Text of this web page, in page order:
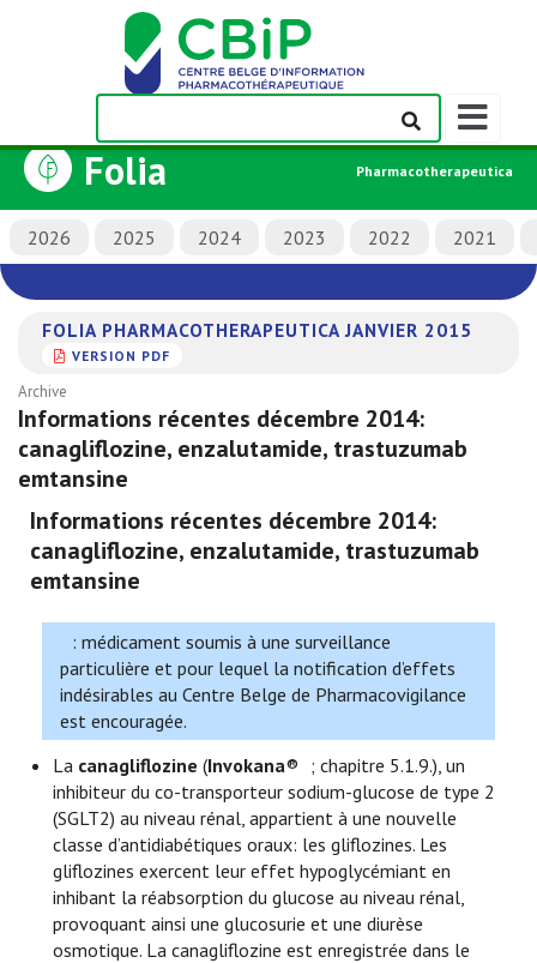
Afficher/
la
de
navigation
Folia Pharmacotherapeutica
2026 2025 2024 2023 2022 2021
FOLIA PHARMACOTHERAPEUTICA JANVIER 2015
VERSION PDF
Archive
Informations récentes décembre 2014:
canagliflozine, enzalutamide, trastuzumab
emtansine
Informations récentes décembre 2014:
canagliflozine, enzalutamide, trastuzumab
emtansine
: médicament soumis à une surveillance
particulière et pour lequel la notification d’effets
indésirables au Centre Belge de Pharmacovigilance
est encouragée.
La canagliflozine (Invokana® ; chapitre 5.1.9.), un
inhibiteur du co-transporteur sodium-glucose de type 2
(SGLT2) au niveau rénal, appartient à une nouvelle
classe d’antidiabétiques oraux: les gliflozines. Les
gliflozines exercent leur effet hypoglycémiant en
inhibant la réabsorption du glucose au niveau rénal,
provoquant ainsi une glucosurie et une diurèse
osmotique. La canagliflozine est enregistrée dans le